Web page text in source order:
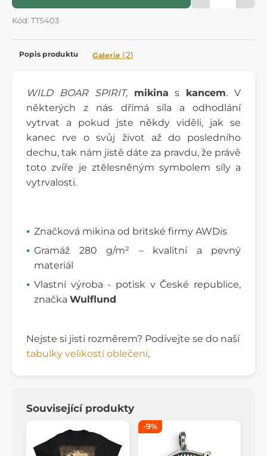
Kód: TTS403
Popis produktu Galerie (2)
WILD BOAR SPIRIT, mikina s kancem. V
některých z nás dřímá síla a odhodlání
vytrvat a pokud jste někdy viděli, jak se
kanec rve o svůj život až do posledního
dechu, tak nám jistě dáte za pravdu, že právě
toto zvíře je ztělesněným symbolem síly a
vytrvalosti.
Značková mikina od britské firmy AWDis
Gramáž 280 g/m² – kvalitní a pevný
materiál
Vlastní výroba - potisk v České republice,
značka Wulflund
Nejste si jisti rozměrem? Podívejte se do naší
tabulky velikostí oblečení.
Související produkty
-9%